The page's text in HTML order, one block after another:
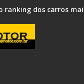
ranking dos carros